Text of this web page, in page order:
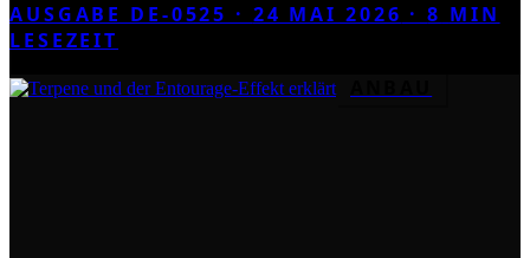
AUSGABE DE-0525 · 24 MAI 2026 ·8 MIN
LESEZEIT